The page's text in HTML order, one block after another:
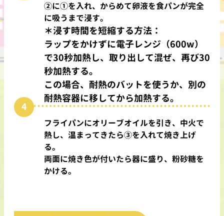
②に①を入れ、からめて卵液を食パンが完全
に吸うまで浸す。
＊浸す時間を短縮する方法：
ラップをかけずに電子レンジ（600w）
で30秒加熱し、取り出して混ぜ、再び30
秒加熱する。
この場合、耐熱のバットを使うか、別の
耐熱容器に移してから加熱する。
フライパンにオリーブオイルを引き、中火で
熱し、温まってきたら③を入れて焼き上げ
る。
両面に焼き色が付いたら器に盛り、粉砂糖を
かける。